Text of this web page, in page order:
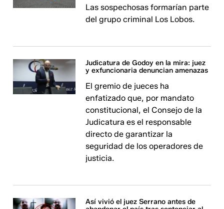
Las sospechosas formarían parte
del grupo criminal Los Lobos.
Judicatura de Godoy en la mira: juez
y exfuncionaria denuncian amenazas
El gremio de jueces ha
enfatizado que, por mandato
constitucional, el Consejo de la
Judicatura es el responsable
directo de garantizar la
seguridad de los operadores de
justicia.
Así vivió el juez Serrano antes de